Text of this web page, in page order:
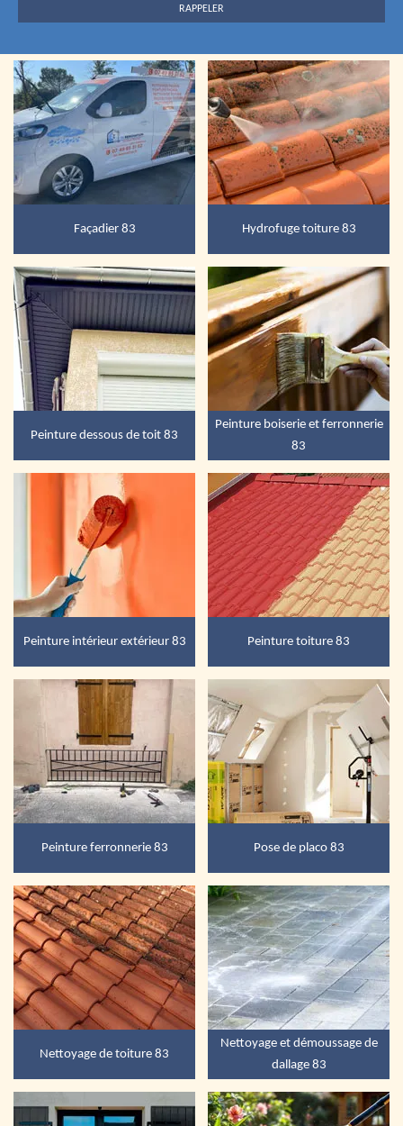
Façadier 83 Hydrofuge toiture 83
Peinture dessous de toit 83
Peinture boiserie et ferronnerie
83
Peinture intérieur extérieur 83 Peinture toiture 83
Peinture ferronnerie 83 Pose de placo 83
Nettoyage de toiture 83
Nettoyage et démoussage de
dallage 83